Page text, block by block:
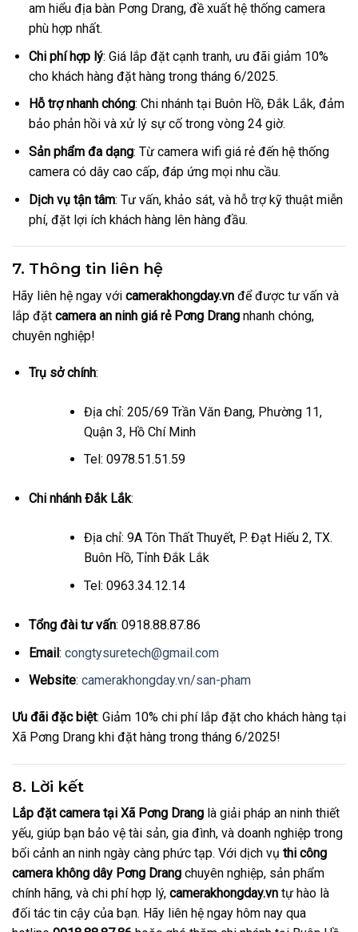
am hiểu địa bàn Pơng Drang, đề xuất hệ thống camera
phù hợp nhất.
Chi phí hợp lý: Giá lắp đặt cạnh tranh, ưu đãi giảm 10%
cho khách hàng đặt hàng trong tháng 6/2025.
Hỗ trợ nhanh chóng: Chi nhánh tại Buôn Hồ, Đắk Lắk, đảm
bảo phản hồi và xử lý sự cố trong vòng 24 giờ.
Sản phẩm đa dạng: Từ camera wifi giá rẻ đến hệ thống
camera có dây cao cấp, đáp ứng mọi nhu cầu.
Dịch vụ tận tâm: Tư vấn, khảo sát, và hỗ trợ kỹ thuật miễn
phí, đặt lợi ích khách hàng lên hàng đầu.
7. Thông tin liên hệ
Hãy liên hệ ngay với camerakhongday.vn để được tư vấn và
lắp đặt camera an ninh giá rẻ Pơng Drang nhanh chóng,
chuyên nghiệp!
Trụ sở chính:
Địa chỉ: 205/69 Trần Văn Đang, Phường 11,
Quận 3, Hồ Chí Minh
Tel: 0978.51.51.59
Chi nhánh Đắk Lắk:
Địa chỉ: 9A Tôn Thất Thuyết, P. Đạt Hiếu 2, TX.
Buôn Hồ, Tỉnh Đắk Lắk
Tel: 0963.34.12.14
Tổng đài tư vấn: 0918.88.87.86
Email: congtysuretech@gmail.com
Website: camerakhongday.vn/san-pham
Ưu đãi đặc biệt: Giảm 10% chi phí lắp đặt cho khách hàng tại
Xã Pơng Drang khi đặt hàng trong tháng 6/2025!
8. Lời kết
Lắp đặt camera tại Xã Pơng Drang là giải pháp an ninh thiết
yếu, giúp bạn bảo vệ tài sản, gia đình, và doanh nghiệp trong
bối cảnh an ninh ngày càng phức tạp. Với dịch vụ thi công
camera không dây Pơng Drang chuyên nghiệp, sản phẩm
chính hãng, và chi phí hợp lý, camerakhongday.vn tự hào là
đối tác tin cậy của bạn. Hãy liên hệ ngay hôm nay qua